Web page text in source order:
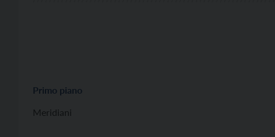
Primo piano
Meridiani